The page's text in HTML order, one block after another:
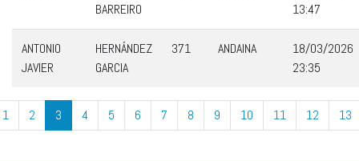
BARREIRO
13:47
ANTONIO
JAVIER
HERNÁNDEZ
GARCIA
371 ANDAINA
18/03/2026
23:35
1 2 3 4 5 6 7 8 9 10 11 12 13